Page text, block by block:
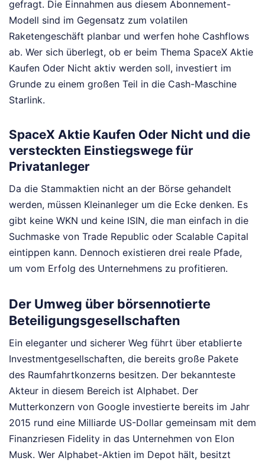
gefragt. Die Einnahmen aus diesem Abonnement-
Modell sind im Gegensatz zum volatilen
Raketengeschäft planbar und werfen hohe Cashflows
ab. Wer sich überlegt, ob er beim Thema SpaceX Aktie
Kaufen Oder Nicht aktiv werden soll, investiert im
Grunde zu einem großen Teil in die Cash-Maschine
Starlink.
SpaceX Aktie Kaufen Oder Nicht und die
versteckten Einstiegswege für
Privatanleger
Da die Stammaktien nicht an der Börse gehandelt
werden, müssen Kleinanleger um die Ecke denken. Es
gibt keine WKN und keine ISIN, die man einfach in die
Suchmaske von Trade Republic oder Scalable Capital
eintippen kann. Dennoch existieren drei reale Pfade,
um vom Erfolg des Unternehmens zu profitieren.
Der Umweg über börsennotierte
Beteiligungsgesellschaften
Ein eleganter und sicherer Weg führt über etablierte
Investmentgesellschaften, die bereits große Pakete
des Raumfahrtkonzerns besitzen. Der bekannteste
Akteur in diesem Bereich ist Alphabet. Der
Mutterkonzern von Google investierte bereits im Jahr
2015 rund eine Milliarde US-Dollar gemeinsam mit dem
Finanzriesen Fidelity in das Unternehmen von Elon
Musk. Wer Alphabet-Aktien im Depot hält, besitzt